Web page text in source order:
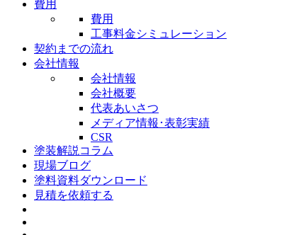
費用
費用
工事料金シミュレーション
契約までの流れ
会社情報
会社情報
会社概要
代表あいさつ
メディア情報･表彰実績
CSR
塗装解説コラム
現場ブログ
塗料資料ダウンロード
見積を依頼する